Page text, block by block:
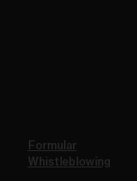
Formular
Whistleblowing